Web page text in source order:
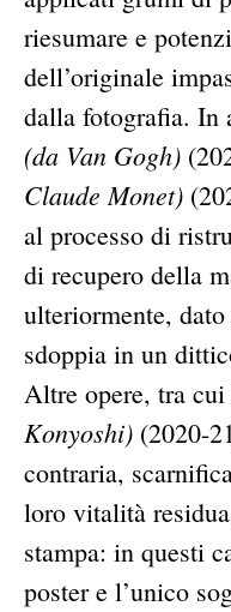
riesumare e
dell’originale
dalla fotografia. In
(da Van Gogh)
Claude Monet)
al processo di
di recupero della
ulteriormente,
sdoppia in un
Altre opere, tra cui
Konyoshi) (2020-
contraria,
loro vitalità
stampa: in questi
poster e l’unico